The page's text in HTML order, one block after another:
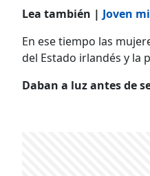
Lea también | Joven
En ese tiempo las
del Estado irlandés y la
Daban a luz antes de